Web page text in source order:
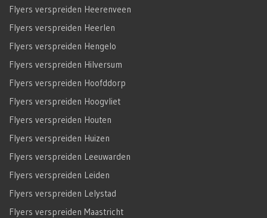
Flyers verspreiden Heerenveen
Flyers verspreiden Heerlen
Flyers verspreiden Hengelo
Flyers verspreiden Hilversum
Flyers verspreiden Hoofddorp
Flyers verspreiden Hoogvliet
Flyers verspreiden Houten
Flyers verspreiden Huizen
Flyers verspreiden Leeuwarden
Flyers verspreiden Leiden
Flyers verspreiden Lelystad
Flyers verspreiden Maastricht